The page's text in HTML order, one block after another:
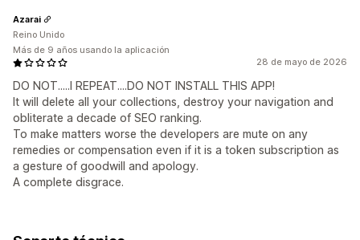
28 de mayo de 2026
DO NOT.....I REPEAT....DO NOT INSTALL THIS APP!
It will delete all your collections, destroy your navigation and
obliterate a decade of SEO ranking.
To make matters worse the developers are mute on any
remedies or compensation even if it is a token subscription as
a gesture of goodwill and apology.
A complete disgrace.
Azarai
Reino Unido
Más de 9 años usando la aplicación